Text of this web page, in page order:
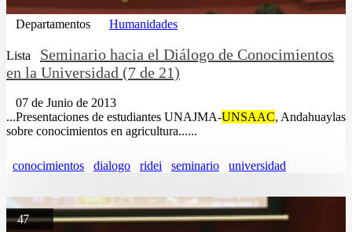
Departamentos Humanidades
Lista
Seminario hacia el Diálogo de Conocimientos
en la Universidad (7 de 21)
07 de Junio de 2013
...Presentaciones de estudiantes UNAJMA-UNSAAC, Andahuaylas
sobre conocimientos en agricultura......
conocimientos dialogo ridei seminario universidad
47